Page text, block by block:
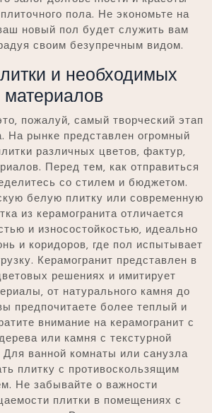
пола. Не экономьте на
новый пол будет служить вам
своим безупречным видом.
и необходимых
материалов
пожалуй‚ самый творческий этап
На рынке представлен огромный
различных цветов‚ фактур‚
Перед тем‚ как отправиться
со стилем и бюджетом.
белую плитку или современную
из керамогранита отличается
и износостойкостью‚ идеально
и коридоров‚ где пол испытывает
Керамогранит представлен в
решениях и имитирует
от натурального камня до
предпочитаете более теплый и
внимание на керамогранит с
или камня с текстурной
Для ванной комнаты или санузла
плитку с противоскользящим
Не забывайте о важности
плитки в помещениях с